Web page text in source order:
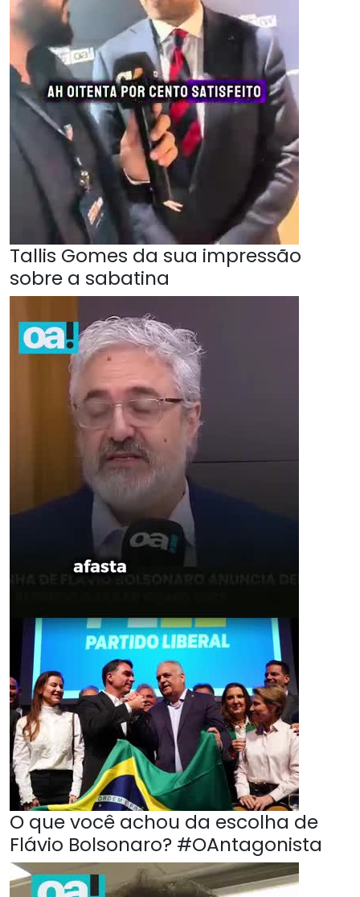
Tallis Gomes da sua impressão
sobre a sabatina
O que você achou da escolha de
Flávio Bolsonaro? #OAntagonista